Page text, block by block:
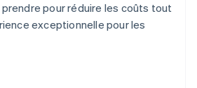
pour réduire les coûts tout
exceptionnelle pour les